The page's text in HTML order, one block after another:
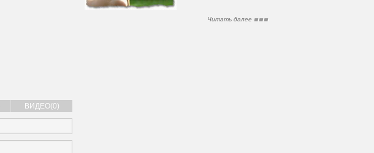
ВИДЕО(0)
Читать далее